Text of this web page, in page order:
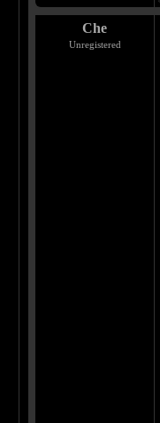
Che
Unregistered